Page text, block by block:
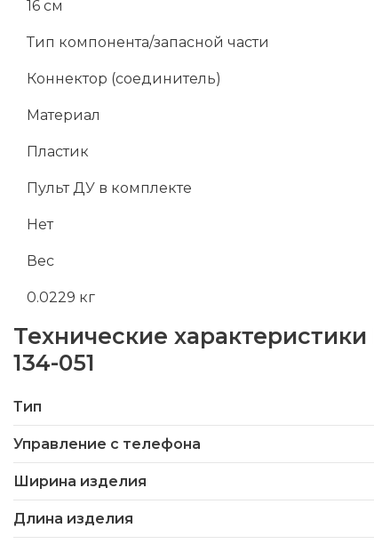
16 см
Тип компонента/запасной части
Коннектор (соединитель)
Материал
Пластик
Пульт ДУ в комплекте
Нет
Вес
0.0229 кг
Технические характеристики
134-051
Тип
Управление с телефона
Ширина изделия
Длина изделия